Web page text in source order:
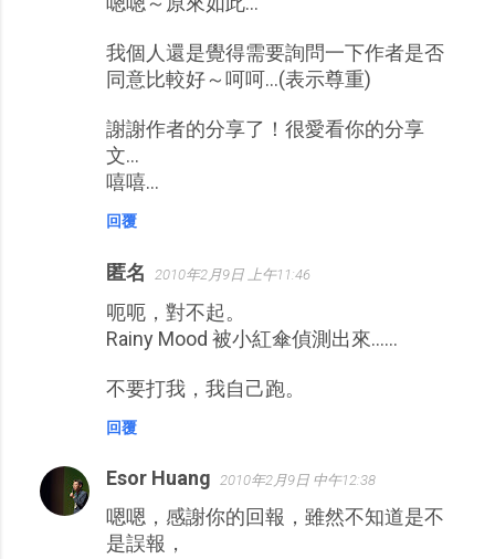
我個人還是覺得需要詢問一下作者是否
同意比較好～呵呵…(表示尊重)
謝謝作者的分享了！很愛看你的分享
文…
嘻嘻…
回覆
匿名 2010年2月9日 上午11:46
呃呃，對不起。
Rainy Mood 被小紅傘偵測出來......
不要打我，我自己跑。
回覆
Esor Huang 2010年2月9日 中午12:38
嗯嗯，感謝你的回報，雖然不知道是不
是誤報，